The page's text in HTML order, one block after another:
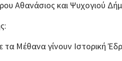
Αθανάσιος και Ψυχογιού
τα Μέθανα γίνουν Ιστορική